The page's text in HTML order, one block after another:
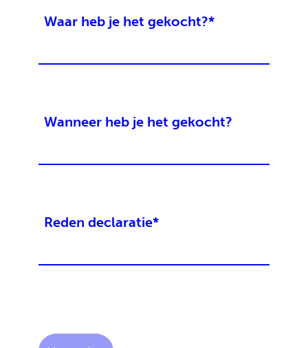
Waar heb je het gekocht?*
Wanneer heb je het gekocht?
Reden declaratie*